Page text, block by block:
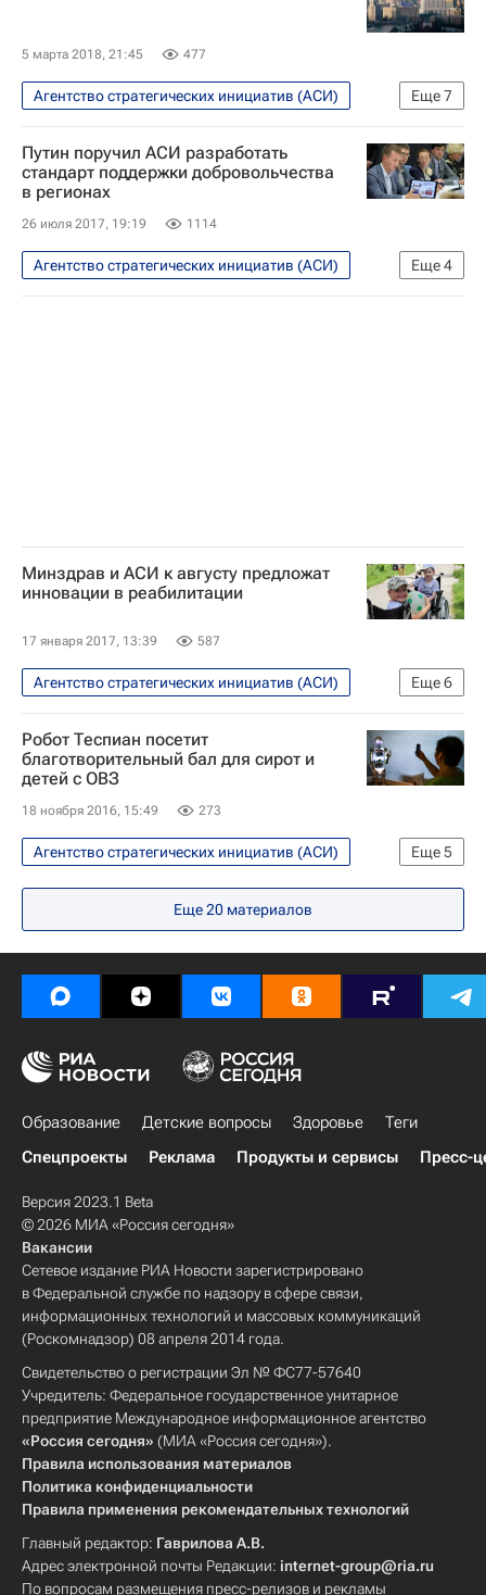
5 марта 2018, 21:45 477
Еще7
Агентство стратегических инициатив (АСИ)
Общество
В России
СН_Образование
Правительство РФ
Российская академия народного хозяйства
Россия
Путин поручил АСИ разработать
стандарт поддержки добровольчества
в регионах
26 июля 2017, 19:19 1114
Еще4
Агентство стратегических инициатив (АСИ)
Общество
Школа волонтера
Минздрав и АСИ к августу предложат
инновации в реабилитации
17 января 2017, 13:39 587
Еще6
Агентство стратегических инициатив (АСИ)
Общество
Жизнь без преград
Владимир Путин
Здоровье
Россия
Робот Теспиан посетит
благотворительный бал для сирот и
детей с ОВЗ
18 ноября 2016, 15:49 273
Еще5
Агентство стратегических инициатив (АСИ)
Москва
Жизнь без преград
инклюзия
Детские вопросы
Еще20 материалов
Образование Детские вопросы Здоровье
Теги
Спецпроекты
Реклама Продукты и сервисы Пресс-
Версия 2023.1 Beta
© 2026 МИА «Россия сегодня»
Вакансии
Сетевое издание РИА Новости зарегистрировано
в Федеральной службе по надзору в сфере связи,
информационных технологий и массовых коммуникаций
(Роскомнадзор) 08 апреля 2014 года.
Свидетельство о регистрации Эл № ФС77-57640
Учредитель: Федеральное государственное унитарное
предприятие Международное информационное агентство
«Россия сегодня» (МИА «Россия сегодня»).
Правила использования материалов
Политика конфиденциальности
Правила применения рекомендательных технологий
Главный редактор: Гаврилова А.В.
Адрес электронной почты Редакции: internet-group@ria.ru
По вопросам размещения пресс-релизов и рекламы